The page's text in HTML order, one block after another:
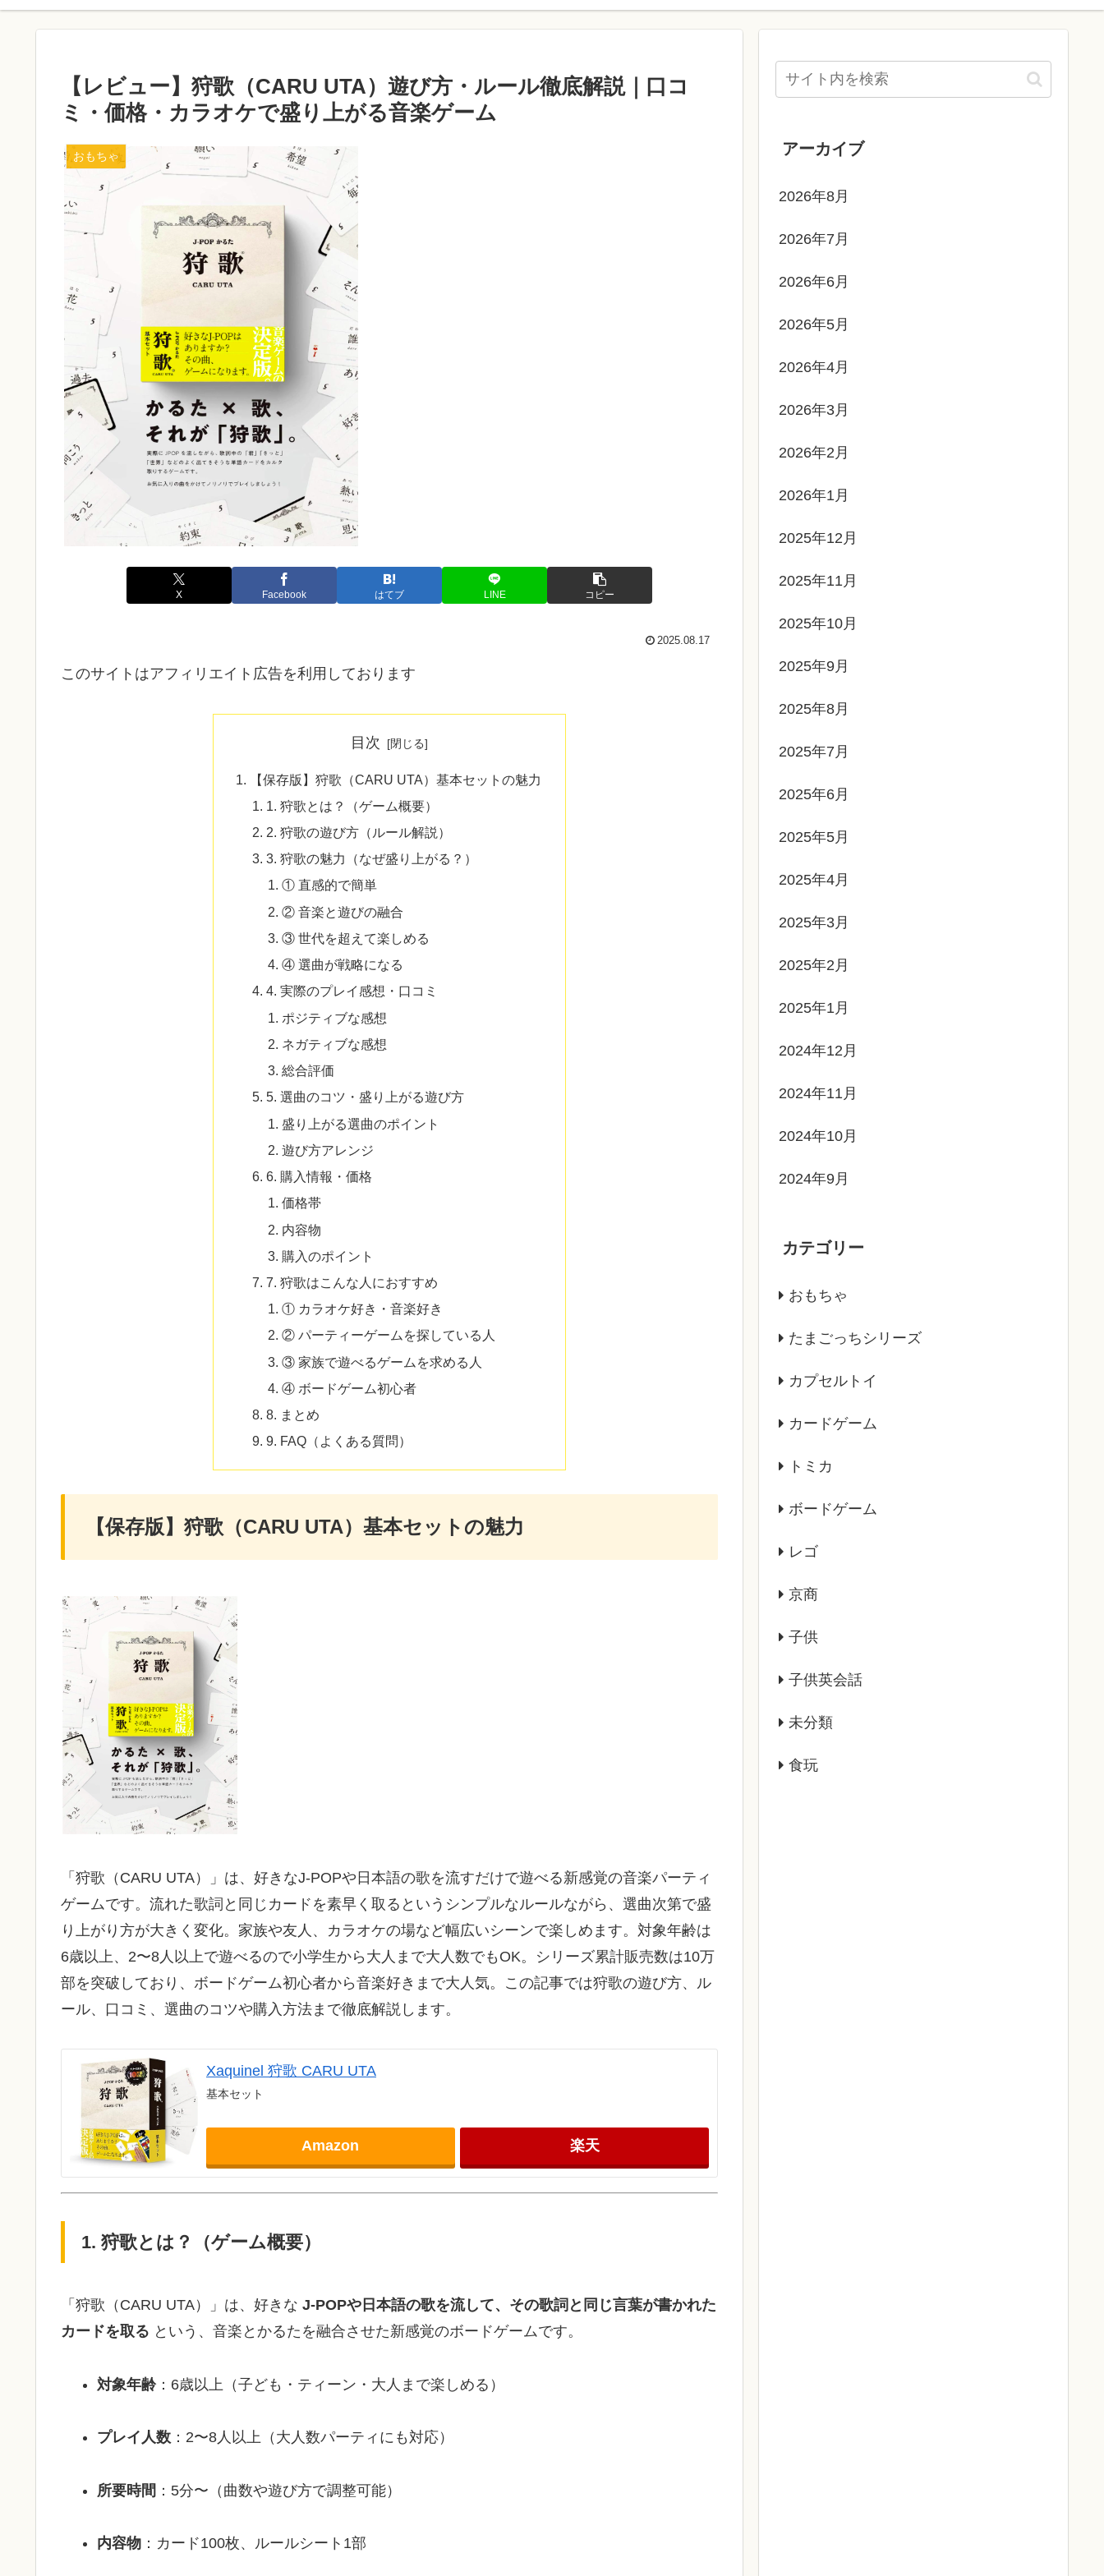
【レビュー】狩歌（CARU UTA）遊び方・ルール徹底解説｜口コ
ミ・価格・カラオケで盛り上がる音楽ゲーム
おもちゃ
X Facebook はてブ LINE コピー
2025.08.17
このサイトはアフィリエイト広告を利用しております
目次
【保存版】狩歌（CARU UTA）基本セットの魅力
1. 狩歌とは？（ゲーム概要）
2. 狩歌の遊び方（ルール解説）
3. 狩歌の魅力（なぜ盛り上がる？）
① 直感的で簡単
② 音楽と遊びの融合
③ 世代を超えて楽しめる
④ 選曲が戦略になる
4. 実際のプレイ感想・口コミ
ポジティブな感想
ネガティブな感想
総合評価
5. 選曲のコツ・盛り上がる遊び方
盛り上がる選曲のポイント
遊び方アレンジ
6. 購入情報・価格
価格帯
内容物
購入のポイント
7. 狩歌はこんな人におすすめ
① カラオケ好き・音楽好き
② パーティーゲームを探している人
③ 家族で遊べるゲームを求める人
④ ボードゲーム初心者
8. まとめ
9. FAQ（よくある質問）
【保存版】狩歌（CARU UTA）基本セットの魅力
「狩歌（CARU UTA）」は、好きなJ-POPや日本語の歌を流すだけで遊べる新感覚の音楽パーティ
ゲームです。流れた歌詞と同じカードを素早く取るというシンプルなルールながら、選曲次第で盛
り上がり方が大きく変化。家族や友人、カラオケの場など幅広いシーンで楽しめます。対象年齢は
6歳以上、2〜8人以上で遊べるので小学生から大人まで大人数でもOK。シリーズ累計販売数は10万
部を突破しており、ボードゲーム初心者から音楽好きまで大人気。この記事では狩歌の遊び方、ル
ール、口コミ、選曲のコツや購入方法まで徹底解説します。
Xaquinel 狩歌 CARU UTA
基本セット
Amazon 楽天
1. 狩歌とは？（ゲーム概要）
「狩歌（CARU UTA）」は、好きな J-POPや日本語の歌を流して、その歌詞と同じ言葉が書かれた
カードを取る という、音楽とかるたを融合させた新感覚のボードゲームです。
対象年齢：6歳以上（子ども・ティーン・大人まで楽しめる）
プレイ人数：2〜8人以上（大人数パーティにも対応）
所要時間 ：5分〜（曲数や遊び方で調整可能）
内容物：カード100枚、ルールシート1部
アーカイブ
2026年8月
2026年7月
2026年6月
2026年5月
2026年4月
2026年3月
2026年2月
2026年1月
2025年12月
2025年11月
2025年10月
2025年9月
2025年8月
2025年7月
2025年6月
2025年5月
2025年4月
2025年3月
2025年2月
2025年1月
2024年12月
2024年11月
2024年10月
2024年9月
カテゴリー
おもちゃ
たまごっちシリーズ
カプセルトイ
カードゲーム
トミカ
ボードゲーム
レゴ
京商
子供
子供英会話
未分類
食玩